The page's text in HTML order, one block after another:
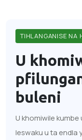
TIHLANGANISE NA
U
buleni
U khomiwile
leswaku u ta endla